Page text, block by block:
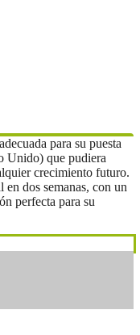
para su puesta
Unido) que pudiera
crecimiento futuro.
dos semanas, con un
perfecta para su